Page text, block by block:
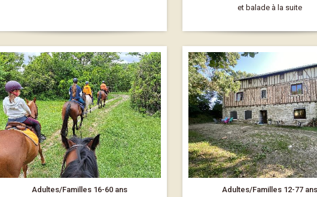
et balade à la suite
Adultes/Familles 16-60 ans
Adultes/Familles 12-77 ans